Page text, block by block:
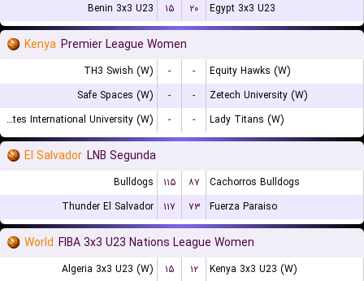
Benin 3x3 U23
۱۵ ۲۰ Egypt 3x3 U23
Kenya Premier League Women
TH3 Swish (W) - -
Equity Hawks (W)
Safe Spaces (W)
- -
Zetech University (W)
United States International University (W)
- - Lady Titans (W)
El Salvador LNB Segunda
Bulldogs ۱۱۵ ۸۷
Cachorros Bulldogs
Thunder El Salvador
۱۱۷ ۷۳ Fuerza Paraiso
World FIBA 3x3 U23 Nations League Women
Algeria 3x3 U23 (W) ۱۵ ۱۲
Kenya 3x3 U23 (W)